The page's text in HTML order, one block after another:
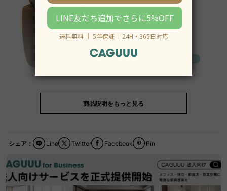
商品説明をもっと見る
シェア： Facebook
Twitter Pin
Line